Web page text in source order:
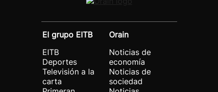
El grupo EITB
EITB
Deportes
Televisión a la
carta
Orain
Noticias de
economía
Noticias de
sociedad